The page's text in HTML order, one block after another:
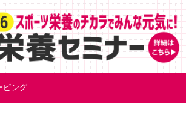
ピング